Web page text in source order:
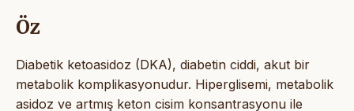
Öz
Diabetik ketoasidoz (DKA), diabetin ciddi, akut bir
metabolik komplikasyonudur. Hiperglisemi, metabolik
asidoz ve artmış keton cisim konsantrasyonu ile